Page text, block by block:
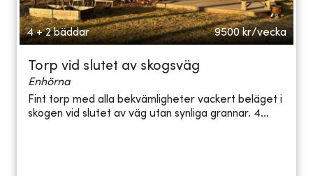
4 + 2 bäddar 9500 kr/vecka
Torp vid slutet av skogsväg
Enhörna
Fint torp med alla bekvämligheter vackert beläget i
skogen vid slutet av väg utan synliga grannar. 4...